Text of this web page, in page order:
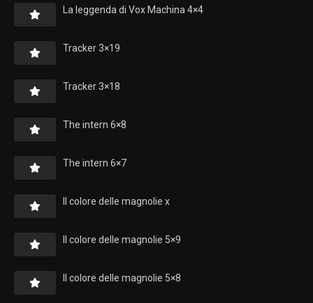
La leggenda di Vox Machina 4×4
Tracker 3×19
Tracker 3×18
The intern 6×8
The intern 6×7
Il colore delle magnolie x
Il colore delle magnolie 5×9
Il colore delle magnolie 5×8